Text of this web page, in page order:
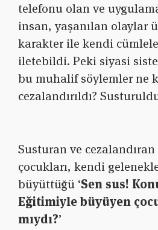
telefonu olan ve
insan, yaşanılan olaylar
karakter ile kendi
iletebildi. Peki siyasi
bu muhalif söylemler ne
cezalandırıldı?
Susturan ve
çocukları, kendi
büyüttüğü ‘Sen sus!
Eğitimiyle büyüyen
mıydı?’